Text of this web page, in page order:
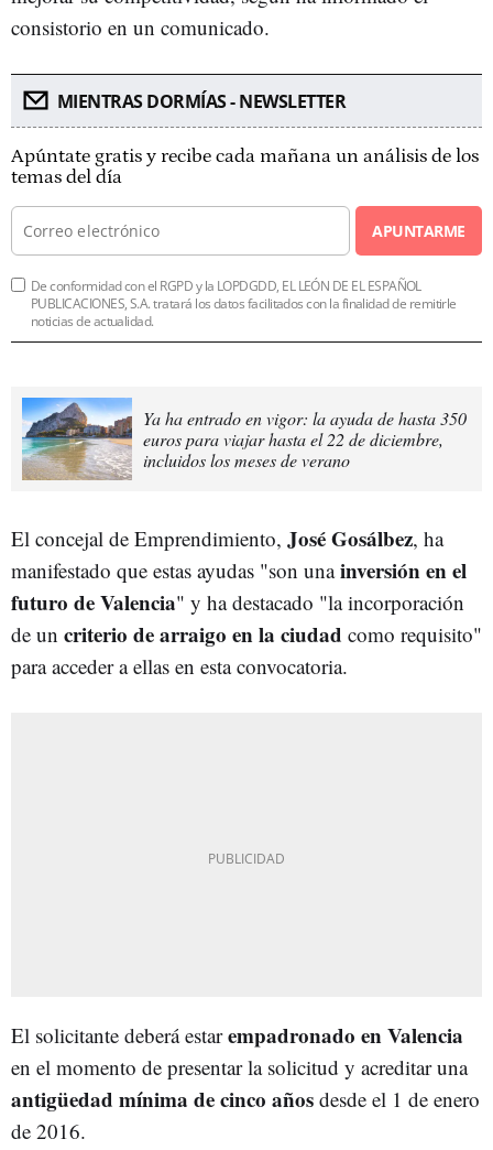
consistorio en un comunicado.
MIENTRAS DORMÍAS - NEWSLETTER
Apúntate gratis y recibe cada mañana un análisis de los
temas del día
APUNTARME
De conformidad con el RGPD y la LOPDGDD, EL LEÓN DE EL ESPAÑOL
PUBLICACIONES, S.A. tratará los datos facilitados con la finalidad de remitirle
noticias de actualidad.
Ya ha entrado en vigor: la ayuda de hasta 350
euros para viajar hasta el 22 de diciembre,
incluidos los meses de verano
El concejal de Emprendimiento, José Gosálbez, ha
manifestado que estas ayudas "son unainversión en el
futuro de Valencia" y ha destacado "la incorporación
de un criterio de arraigo en la ciudad como requisito"
para acceder a ellas en esta convocatoria.
El solicitante deberá estarempadronado en Valencia
en el momento de presentar la solicitud y acreditar una
antigüedad mínima de cinco años desde el 1 de enero
de 2016.